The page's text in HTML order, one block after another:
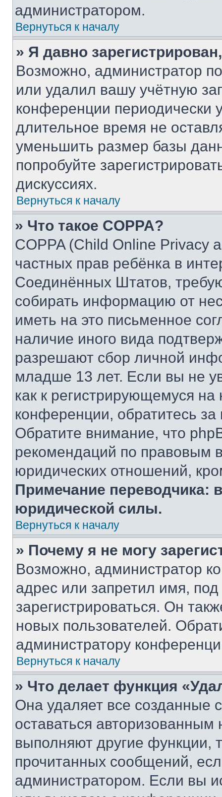
администратором.
Вернуться к началу
» Я давно
Возможно, администратор
или удалил вашу учётную
конференции периодически
длительное время не
уменьшить размер базы
попробуйте
дискуссиях.
Вернуться к началу
» Что такое COPPA?
COPPA (Child Online Privacy
частных прав ребёнка в
Соединённых Штатов,
собирать информацию от
иметь на это письменное
наличие иного вида
разрешают сбор личной
младше 13 лет. Если вы не
как к регистрирующемуся
конференции, обратитесь
Обратите внимание, что
рекомендаций по правовым
юридических отношений,
Примечание переводчика:
юридической силы.
Вернуться к началу
» Почему я не могу
Возможно, администратор
адрес или запретил имя,
зарегистрироваться. Он
новых пользователей.
администратору
Вернуться к началу
» Что делает функция
Она удаляет все созданные
оставаться
выполняют другие функции,
прочитанных сообщений,
администратором. Если вы